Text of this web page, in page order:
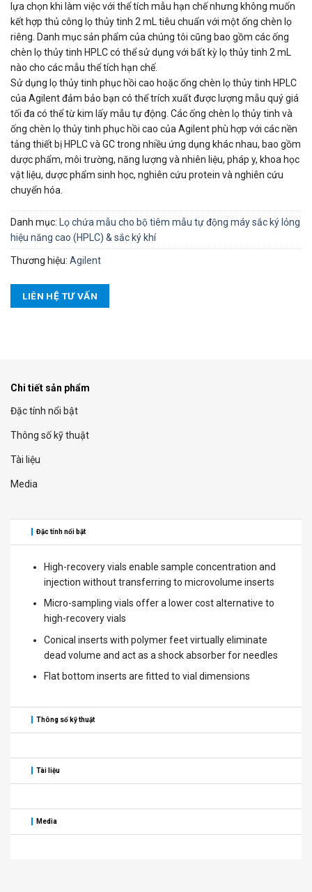
lựa chọn khi làm việc với thể tích mẫu hạn chế nhưng không muốn
kết hợp thủ công lọ thủy tinh 2 mL tiêu chuẩn với một ống chèn lọ
riêng. Danh mục sản phẩm của chúng tôi cũng bao gồm các ống
chèn lọ thủy tinh HPLC có thể sử dụng với bất kỳ lọ thủy tinh 2 mL
nào cho các mẫu thể tích hạn chế.
Sử dụng lọ thủy tinh phục hồi cao hoặc ống chèn lọ thủy tinh HPLC
của Agilent đảm bảo bạn có thể trích xuất được lượng mẫu quý giá
tối đa có thể từ kim lấy mẫu tự động. Các ống chèn lọ thủy tinh và
ống chèn lọ thủy tinh phục hồi cao của Agilent phù hợp với các nền
tảng thiết bị HPLC và GC trong nhiều ứng dụng khác nhau, bao gồm
dược phẩm, môi trường, năng lượng và nhiên liệu, pháp y, khoa học
vật liệu, dược phẩm sinh học, nghiên cứu protein và nghiên cứu
chuyển hóa.
Danh mục: Lọ chứa mẫu cho bộ tiêm mẫu tự động máy sắc ký lỏng
hiệu năng cao (HPLC) & sắc ký khí
Thương hiệu: Agilent
LIÊN HỆ TƯ VẤN
Chi tiết sản phẩm
Đặc tính nổi bật
Thông số kỹ thuật
Tài liệu
Media
Đặc tính nổi bật
High-recovery vials enable sample concentration and
injection without transferring to microvolume inserts
Micro-sampling vials offer a lower cost alternative to
high-recovery vials
Conical inserts with polymer feet virtually eliminate
dead volume and act as a shock absorber for needles
Flat bottom inserts are fitted to vial dimensions
Thông số kỹ thuật
Tài liệu
Media